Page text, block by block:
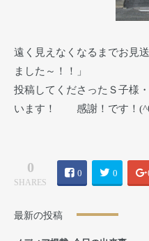
遠く見えなくなるまでお見
ました～！！」
投稿してくださったＳ子様
います！ 感謝！です！
0
SHARES
0 0
最新の投稿